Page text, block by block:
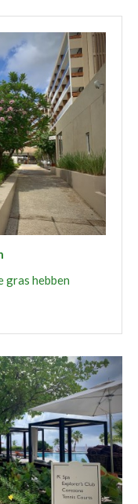
gras hebben